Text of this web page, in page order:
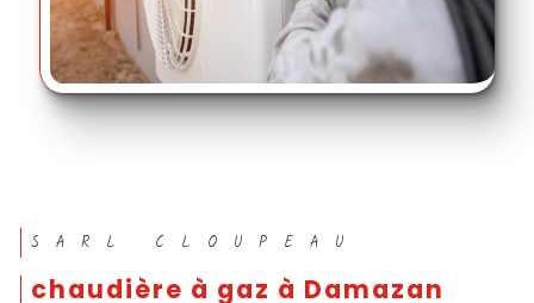
SARL CLOUPEAU
chaudière à gaz à Damazan